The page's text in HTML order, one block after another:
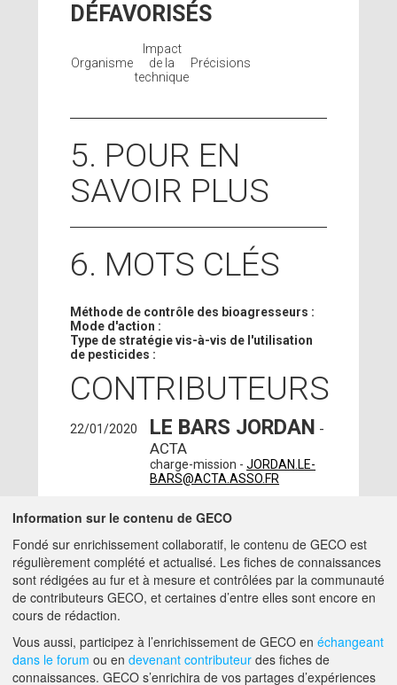
DÉFAVORISÉS
Organisme
Impact
de la
technique
Précisions
5. POUR EN
SAVOIR PLUS
6. MOTS CLÉS
Méthode de contrôle des bioagresseurs :
Mode d'action :
Type de stratégie vis-à-vis de l'utilisation
de pesticides :
CONTRIBUTEURS
22/01/2020 LE BARS JORDAN -
ACTA
charge-mission -JORDAN.LE-
BARS@ACTA.ASSO.FR
26/03/2018
HÉLÈNE
MERIANNE- ACTA -
BAZIÈGE (31450)
charge-mission -
HELENE.MERIANNE@ACTA.ASSO.FR
A PROPOS DE GECO AIDE
Information sur le contenu de GECO
Fondé sur enrichissement collaboratif, le contenu de GECO est
régulièrement complété et actualisé. Les fiches de connaissances
sont rédigées au fur et à mesure et contrôlées par la communauté
de contributeurs GECO, et certaines d’entre elles sont encore en
cours de rédaction.
Vous aussi, participez à l’enrichissement de GECO en échangeant
dans le forum ou en devenant contributeur des fiches de
connaissances. GECO s’enrichira de vos partages d’expériences